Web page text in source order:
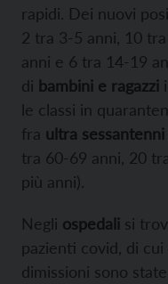
rapidi. Dei nuovi
2 tra 3-5 anni, 10
anni e 6 tra 14-19
di bambini e ragazzi
le classi in
fra ultra sessantenni
tra 60-69 anni, 20
più anni).
Negli ospedali si
pazienti covid, di cui
dimissioni sono